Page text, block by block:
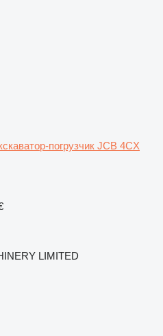
погрузчик JCB 4CX
LIMITED